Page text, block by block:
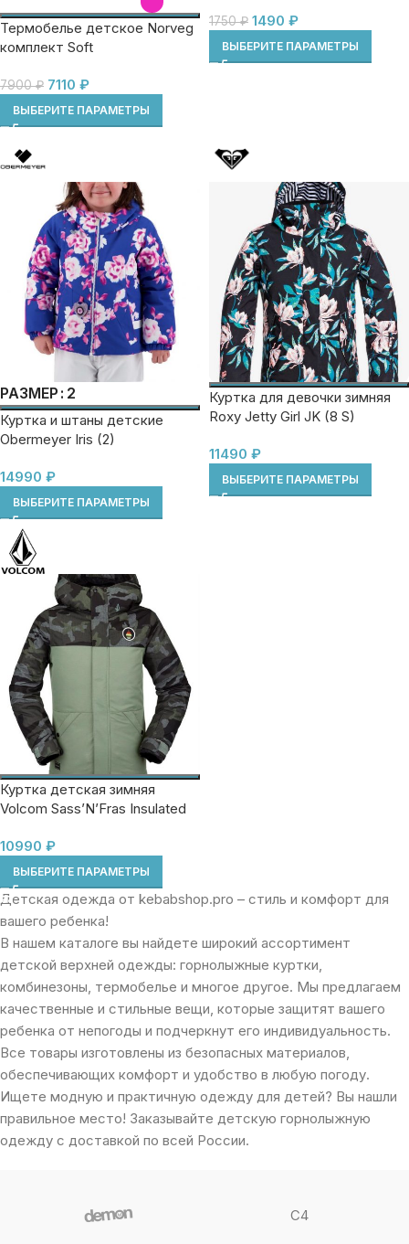
Термобелье детское Norveg
комплект Soft
7900₽ 7110 ₽
ВЫБЕРИТЕ ПАРАМЕТРЫ
1750₽ 1490 ₽
ВЫБЕРИТЕ ПАРАМЕТРЫ
РАЗМЕР 2
Куртка и штаны детские
Obermeyer Iris (2)
14990 ₽
ВЫБЕРИТЕ ПАРАМЕТРЫ
Куртка для девочки зимняя
Roxy Jetty Girl JK (8 S)
11490 ₽
ВЫБЕРИТЕ ПАРАМЕТРЫ
Куртка детская зимняя
Volcom Sass’N’Fras Insulated
10990 ₽
ВЫБЕРИТЕ ПАРАМЕТРЫ
Детская одежда от kebabshop.pro – стиль и комфорт для
вашего ребенка!
В нашем каталоге вы найдете широкий ассортимент
детской верхней одежды: горнолыжные куртки,
комбинезоны, термобелье и многое другое. Мы предлагаем
качественные и стильные вещи, которые защитят вашего
ребенка от непогоды и подчеркнут его индивидуальность.
Все товары изготовлены из безопасных материалов,
обеспечивающих комфорт и удобство в любую погоду.
Ищете модную и практичную одежду для детей? Вы нашли
правильное место! Заказывайте детскую горнолыжную
одежду с доставкой по всей России.
C4